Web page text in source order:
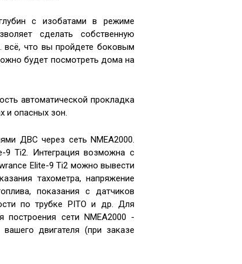
с изобатами в режиме
сделать собственную
всё, что вы пройдете боковым
будет посмотреть дома на
автоматической прокладка
и опасных зон.
ДВС через сеть NMEA2000.
9 Ti2. Интеграция возможна с
Elite-9 Ti2 можно вывести
тахометра, напряжение
показания с датчиков
по трубке PITO и др. Для
построения сети NMEA2000 -
двигателя (при заказе